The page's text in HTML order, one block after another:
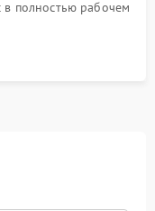
в полностью рабочем